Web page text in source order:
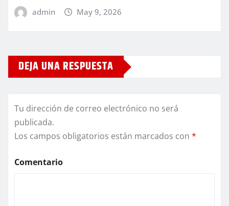
admin May 9, 2026
DEJA UNA RESPUESTA
Tu dirección de correo electrónico no será
publicada.
Los campos obligatorios están marcados con *
Comentario